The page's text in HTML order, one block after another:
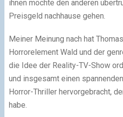
ihnen möchte den anderen
Preisgeld nachhause gehen.
Meiner Meinung nach hat
Horrorelement Wald und der
die Idee der Reality-TV-Show
und insgesamt einen
Horror-Thriller hervorgebracht,
habe.